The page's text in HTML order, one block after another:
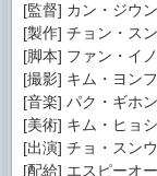
[監督] カン・ジウン
[製作] チョン・ス
[脚本] ファン・イノ
[撮影] キム・ヨン
[音楽] パク・ギホン
[美術] キム・ヒョ
[出演] チョ・スン
[配給] エスピーオー